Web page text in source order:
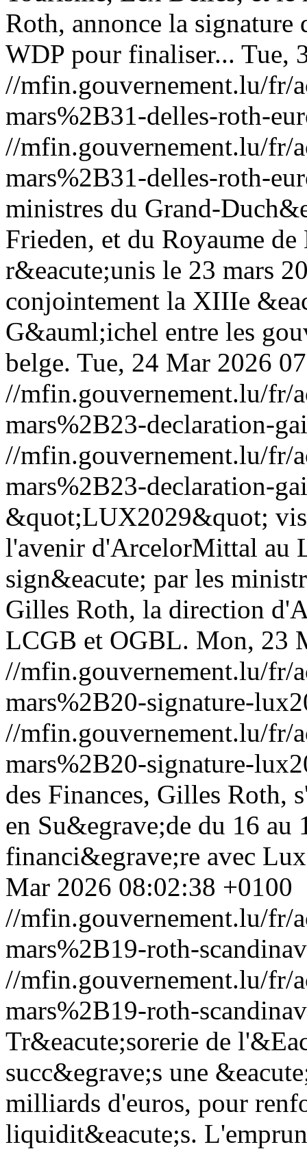
Roth, annonce la signature
WDP pour finaliser... Tue,
//mfin.gouvernement.lu/fr/
mars%2B31-delles-roth-
//mfin.gouvernement.lu/fr/
mars%2B31-delles-roth-
ministres du Grand-
Frieden, et du Royaume
r&eacute;unis le 23 mars
conjointement la XIIIe
G&auml;ichel entre les
belge. Tue, 24 Mar 2026
//mfin.gouvernement.lu/fr/
mars%2B23-declaration-
//mfin.gouvernement.lu/fr/
mars%2B23-declaration-
&quot;LUX2029&quot;
l'avenir d'ArcelorMittal au
sign&eacute; par les
Gilles Roth, la direction
LCGB et OGBL. Mon, 23
//mfin.gouvernement.lu/fr/
mars%2B20-signature-
//mfin.gouvernement.lu/fr/
mars%2B20-signature-
des Finances, Gilles Roth,
en Su&egrave;de du 16 au
financi&egrave;re avec
Mar 2026 08:02:38 +0100
//mfin.gouvernement.lu/fr/
mars%2B19-roth-
//mfin.gouvernement.lu/fr/
mars%2B19-roth-
Tr&eacute;sorerie de
succ&egrave;s une
milliards d'euros, pour
liquidit&eacute;s.